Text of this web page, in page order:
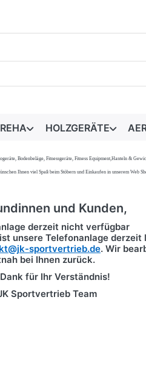
tippen, erscheinen
REHA HOLZGERÄTE
Bodenbeläge, Fitnessgeräte, Fitness Equipment,Hanteln &
Ihnen viel Spaß beim Stöbern und Einkaufen in unserem Web
und Kunden,
derzeit nicht verfügbar
unsere Telefonanlage
sportvertrieb.de. Wir
bei Ihnen zurück.
für Ihr Verständnis!
Sportvertrieb Team